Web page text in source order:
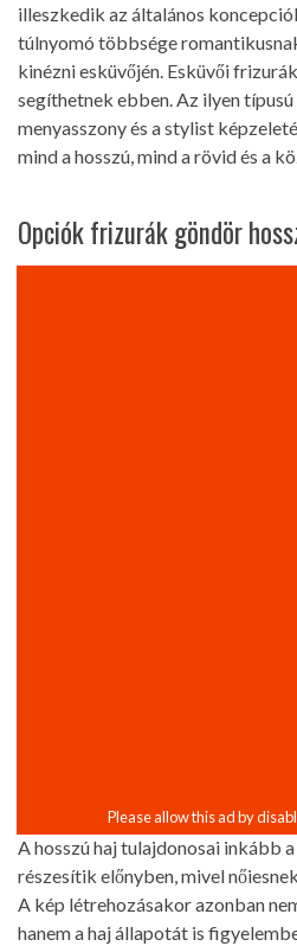
illeszkedik az általános
túlnyomó többsége
kinézni esküvőjén. Esküvői
segíthetnek ebben. Az ilyen
menyasszony és a stylist
mind a hosszú, mind a rövid és a
Opciók frizurák göndör
A hosszú haj tulajdonosai inkább
részesítik előnyben, mivel
A kép létrehozásakor azonban
hanem a haj állapotát is